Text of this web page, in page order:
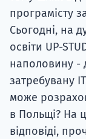
програмісту
Сьогодні, на
освіти UP-
наполовину -
затребувану
може
в Польщі? На
відповіді,